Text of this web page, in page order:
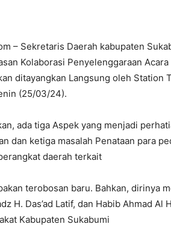
– Sekretaris Daerah kabupaten
Kolaborasi Penyelenggaraan
ditayangkan Langsung oleh Station
(25/03/24).
ada tiga Aspek yang menjadi
dan ketiga masalah Penataan para
daerah terkait
terobosan baru. Bahkan, dirinya
H. Das’ad Latif, dan Habib Ahmad Al
Kabupaten Sukabumi